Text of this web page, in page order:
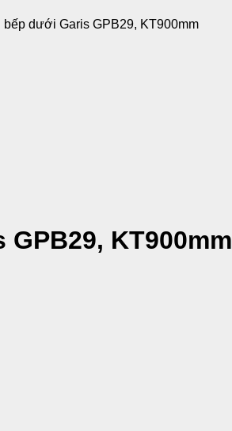
bếp dưới Garis GPB29, KT900mm
KT900mm